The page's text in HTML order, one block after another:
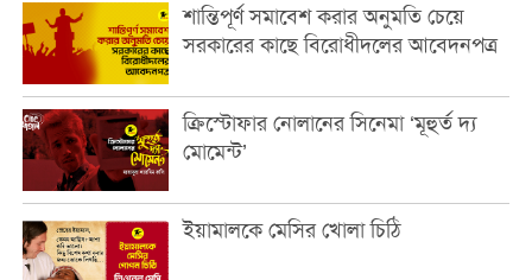
শান্তিপূর্ণ সমাবেশ করার অনুমতি চেয়ে
সরকারের কাছে বিরোধীদলের আবেদনপত্র
ক্রিস্টোফার নোলানের সিনেমা ‘মূহুর্ত দ্য
মোমেন্ট’
ইয়ামালকে মেসির খোলা চিঠি